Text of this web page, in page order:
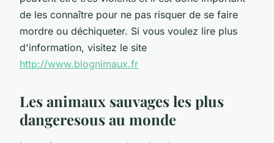
de les connaître pour ne pas risquer de se faire
mordre ou déchiqueter. Si vous voulez lire plus
d'information, visitez le site
http://www.blognimaux.fr
Les animaux sauvages les plus
dangeresous au monde